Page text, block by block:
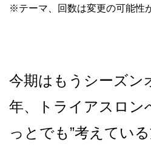
※テーマ、回数は変更の可能性
今期はもうシーズン
年、トライアスロン
っとでも”考えてい